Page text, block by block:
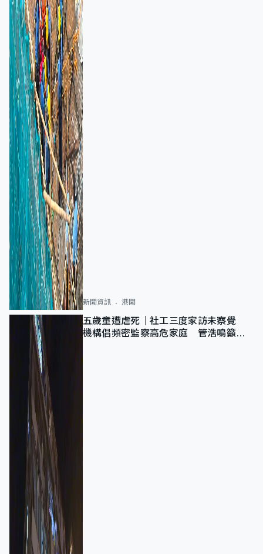
新聞資訊 港聞
五歲童遭虐死｜社工三度家訪未察覺
機構倡頻密監察高危家庭 管浩鳴籲加